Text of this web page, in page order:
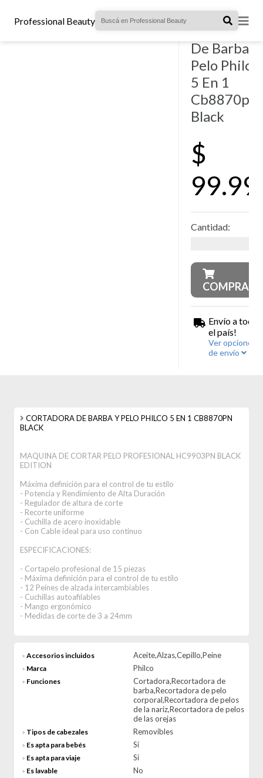
Professional Beauty
- 12 vendidos.
Cortadora
De Barba Y
Pelo Philco
5 En 1
Cb8870pn
Black
$
Cantidad:
COMPRAR
Envío a todo
el país!
Ver opciones
de envío
CORTADORA DE BARBA Y PELO PHILCO 5 EN 1 CB8870PN
BLACK
MAQUINA DE CORTAR PELO PROFESIONAL HC9903PN BLACK
EDITION
Máxima definición para el control de tu estilo
- Potencia y Rendimiento de Alta Duración
- Regulador de altura de corte
- Recorte uniforme
- Cuchilla de acero inoxidable
- Con Cable ideal para uso continuo
ESPECIFICACIONES:
- Cortapelo profesional de 15 piezas
- Máxima definición para el control de tu estilo
- 12 Peines de alzada intercambiables
- Cuchillas autoafilables
- Mango ergonómico
- Medidas de corte de 3 a 24mm
> Accesorios incluidos Aceite,Alzas,Cepillo,Peine
> Marca Philco
> Funciones
Cortadora,Recortadora de
barba,Recortadora de pelo
corporal,Recortadora de pelos
de la nariz,Recortadora de pelos
de las orejas
> Tipos de cabezales Removibles
> Es apta para bebés Sí
> Es apta para viaje Sí
> Es lavable No